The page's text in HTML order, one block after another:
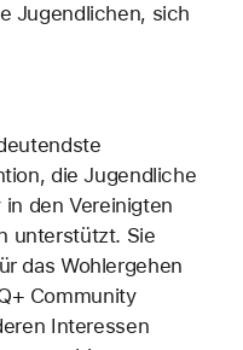
Jugendlichen, sich
die Jugendliche
den Vereinigten
unterstützt. Sie
das Wohlergehen
Community
Interessen